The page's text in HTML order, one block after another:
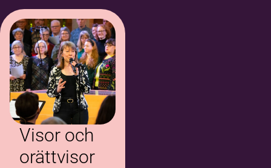
Visor och
orättvisor